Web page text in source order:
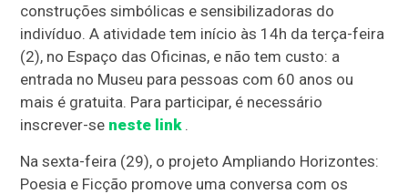
construções simbólicas e sensibilizadoras do
indivíduo. A atividade tem início às 14h da terça-feira
(2), no Espaço das Oficinas, e não tem custo: a
entrada no Museu para pessoas com 60 anos ou
mais é gratuita. Para participar, é necessário
inscrever-se neste link .
Na sexta-feira (29), o projeto Ampliando Horizontes:
Poesia e Ficção promove uma conversa com os